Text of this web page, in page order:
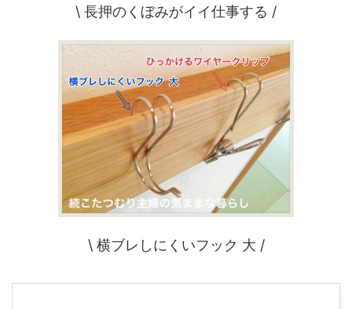
\ 長押のくぼみがイイ仕事する /
\ 横ブレしにくいフック 大 /